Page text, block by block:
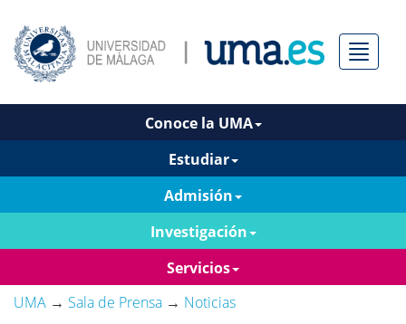
Menú
Conoce la UMA
Estudiar
Admisión
Investigación
Servicios
UMA → Sala de Prensa → Noticias